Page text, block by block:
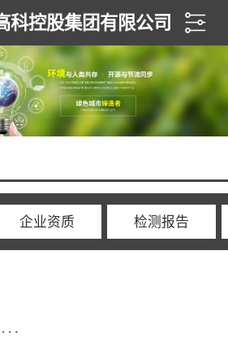
科控股集团有限公司
企业资质 检测报告